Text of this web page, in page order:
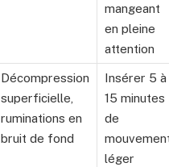
mangeant
en pleine
attention
Décompression
superficielle,
ruminations en
bruit de fond
Insérer 5 à
15 minutes
de
léger